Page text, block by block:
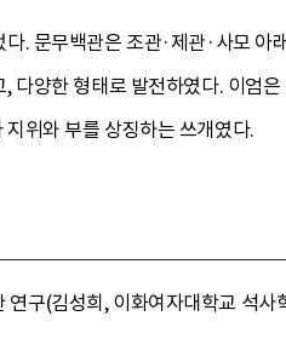
. 문무백관은 조관·제관·사모
양한 형태로 발전하였다. 이엄
위와 부를 상징하는 쓰개였다.
구(김성희, 이화여자대학교 석